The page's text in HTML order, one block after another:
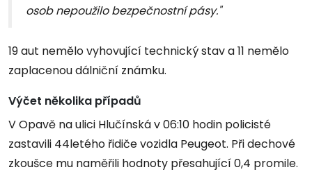
osob nepoužilo bezpečnostní pásy."
19 aut nemělo vyhovující technický stav a 11 nemělo
zaplacenou dálniční známku.
Výčet několika případů
V Opavě na ulici Hlučínská v 06:10 hodin policisté
zastavili 44letého řidiče vozidla Peugeot. Při dechové
zkoušce mu naměřili hodnoty přesahující 0,4 promile.